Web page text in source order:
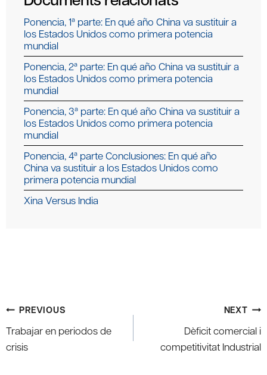
Ponencia, 1ª parte: En qué año China va sustituir a
los Estados Unidos como primera potencia
mundial
Ponencia, 2ª parte: En qué año China va sustituir a
los Estados Unidos como primera potencia
mundial
Ponencia, 3ª parte: En qué año China va sustituir a
los Estados Unidos como primera potencia
mundial
Ponencia, 4ª parte Conclusiones: En qué año
China va sustituir a los Estados Unidos como
primera potencia mundial
Xina Versus India
Post
navigation
PREVIOUS
Trabajar en periodos de
crisis
NEXT
Dèficit comercial i
competitivitat Industrial